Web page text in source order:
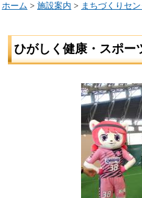
ホーム > 施設案内 > まちづくりセ
ひがしく健康・スポー